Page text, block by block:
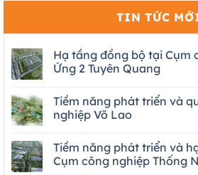
TIN TỨC
Hạ tầng đồng bộ tại Cụm
Ứng 2 Tuyên Quang
Tiềm năng phát triển và
nghiệp Võ Lao
Tiềm năng phát triển và
Cụm công nghiệp Thống